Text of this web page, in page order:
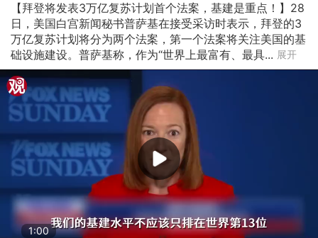
【拜登将发表3万亿复苏计划首个法案，基建是重点！】28
日，美国白宫新闻秘书普萨基在接受采访时表示，拜登的3
万亿复苏计划将分为两个法案，第一个法案将关注美国的基
础设施建设。普萨基称，作为“世界上最富有、最具... 展开
1:00